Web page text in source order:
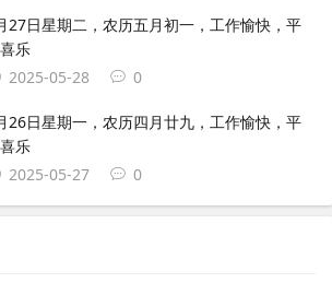
27日星期二，农历五月初一，工作愉快，平
乐
2025-05-28
0
26日星期一，农历四月廿九，工作愉快，平
乐
2025-05-27
0